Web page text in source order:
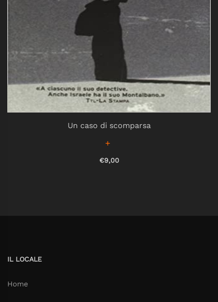
Un caso di scomparsa
€9,00
IL LOCALE
Home